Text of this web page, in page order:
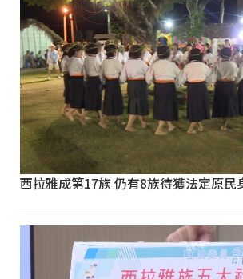
西拉雅成第17族 仍有8族待獲法定原民